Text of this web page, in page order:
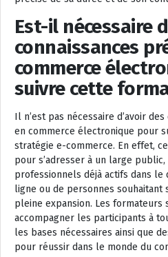
Est-il nécessaire
connaissances
commerce
suivre cette
Il n’est pas nécessaire d’avoir
en commerce électronique pour
stratégie e-commerce. En effet,
pour s’adresser à un large public,
professionnels déjà actifs dans le
ligne ou de personnes souhaitant
pleine expansion. Les
accompagner les participants à
les bases nécessaires ainsi que
pour réussir dans le monde du